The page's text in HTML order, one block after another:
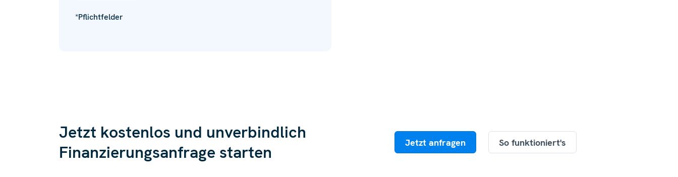
*Pflichtfelder
Jetzt kostenlos und unverbindlich
Finanzierungsanfrage starten
Jetzt anfragen So funktioniert's